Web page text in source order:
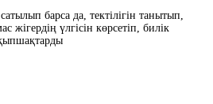
барса да, тектілігін танытып,
жігердің үлгісін көрсетіп, билік